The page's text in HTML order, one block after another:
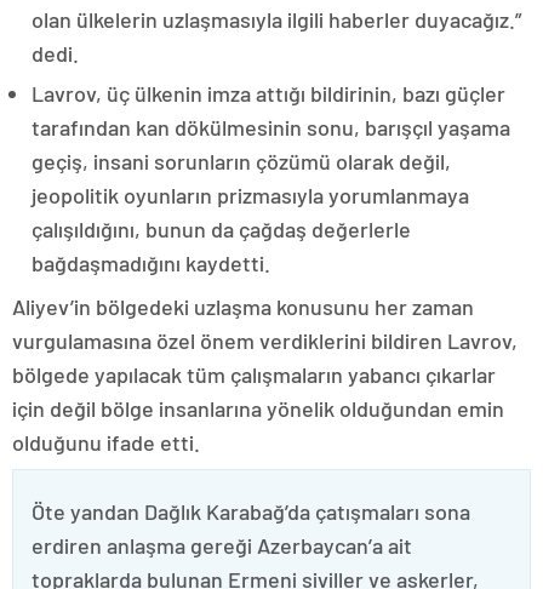
olan ülkelerin uzlaşmasıyla ilgili haberler duyacağız.”
dedi.
Lavrov, üç ülkenin imza attığı bildirinin, bazı güçler
tarafından kan dökülmesinin sonu, barışçıl yaşama
geçiş, insani sorunların çözümü olarak değil,
jeopolitik oyunların prizmasıyla yorumlanmaya
çalışıldığını, bunun da çağdaş değerlerle
bağdaşmadığını kaydetti.
Aliyev’in bölgedeki uzlaşma konusunu her zaman
vurgulamasına özel önem verdiklerini bildiren Lavrov,
bölgede yapılacak tüm çalışmaların yabancı çıkarlar
için değil bölge insanlarına yönelik olduğundan emin
olduğunu ifade etti.
Öte yandan Dağlık Karabağ’da çatışmaları sona
erdiren anlaşma gereği Azerbaycan’a ait
topraklarda bulunan Ermeni siviller ve askerler,